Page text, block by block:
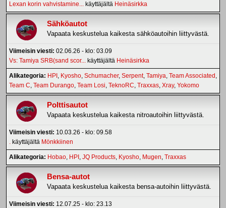
Lexan korin vahvistamine... käyttäjältä Heinäsirkka
Sähköautot
Vapaata keskustelua kaikesta sähköautoihin liittyvästä.
Viimeisin viesti: 02.06.26 - klo: 03.09
Vs: Tamiya SRB(sand scor... käyttäjältä Heinäsirkka
Alikategoria HPI Kyosho Schumacher Serpent Tamiya Team Associated
Team C Team Durango Team Losi TeknoRC Traxxas Xray Yokomo
Polttisautot
Vapaata keskustelua kaikesta nitroautoihin liittyvästä.
Viimeisin viesti: 10.03.26 - klo: 09.58
. käyttäjältä Mönkkiinen
Alikategoria Hobao HPI JQ Products Kyosho Mugen Traxxas
Bensa-autot
Vapaata keskustelua kaikesta bensa-autoihin liittyvästä.
Viimeisin viesti: 12.07.25 - klo: 23.13